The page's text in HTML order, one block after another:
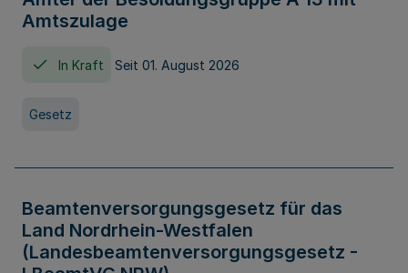
Amtszulage
In Kraft Seit 01. August 2026
Gesetz
Beamtenversorgungsgesetz für das
Land Nordrhein-Westfalen
(Landesbeamtenversorgungsgesetz -